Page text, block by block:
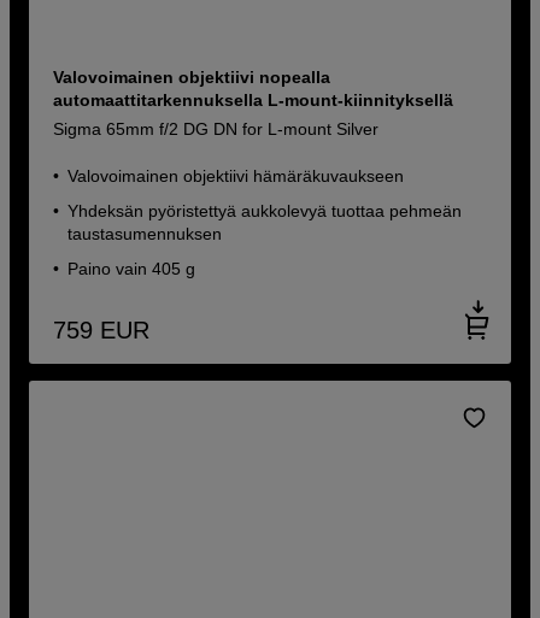
Valovoimainen objektiivi nopealla
automaattitarkennuksella L-mount-kiinnityksellä
Sigma 65mm f/2 DG DN for L-mount Silver
Valovoimainen objektiivi hämäräkuvaukseen
Yhdeksän pyöristettyä aukkolevyä tuottaa pehmeän
taustasumennuksen
Paino vain 405 g
759 EUR